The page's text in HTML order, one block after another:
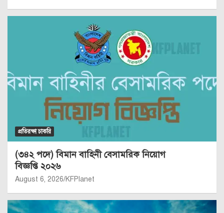
প্রতিরক্ষা চাকরি
(৩৪২ পদে) বিমান বাহিনী বেসামরিক নিয়োগ
বিজ্ঞপ্তি ২০২৬
August 6, 2026 KFPlanet